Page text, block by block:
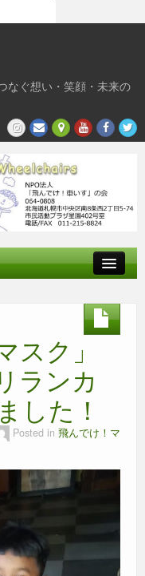
笑顔・未来の
スク」
ランカ
した！
Posted in 飛んでけ！マ